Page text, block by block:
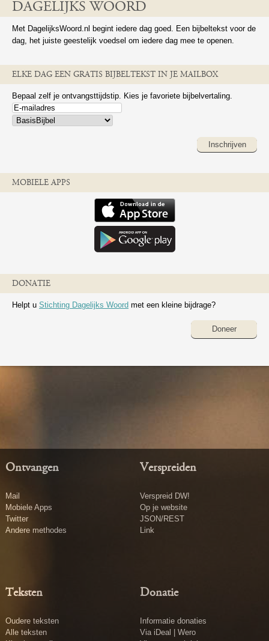
DAGELIJKS WOORD
Met DagelijksWoord.nl begint iedere dag goed. Een bijbeltekst voor de
dag, het juiste geestelijk voedsel om iedere dag mee te openen.
ELKE DAG EEN GRATIS BIJBELTEKST IN JE MAILBOX
Bepaal zelf je ontvangsttijdstip. Kies je favoriete bijbelvertaling.
Inschrijven
MOBIELE APPS
DONATIE
Helpt u Stichting Dagelijks Woord met een kleine bijdrage?
Doneer
Ontvangen
Mail
Mobiele Apps
Twitter
Andere methodes
Verspreiden
Verspreid DW!
Op je website
JSON/REST
Link
Teksten
Oudere teksten
Alle teksten
Donatie
Informatie donaties
Via iDeal | Wero